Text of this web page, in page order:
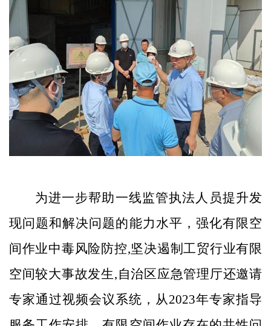
为进一步帮助一线监管执法人员提升发
现问题和解决问题的能力水平，强化有限空
间作业中毒风险防控,坚决遏制工贸行业有限
空间较大事故发生,自治区应急管理厅还邀请
专家通过视频会议系统，从 2023年专家指导